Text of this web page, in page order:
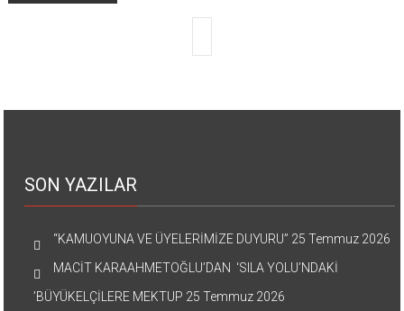
SON YAZILAR
“KAMUOYUNA VE ÜYELERİMİZE DUYURU” 25 Temmuz 2026
MACİT KARAAHMETOĞLU’DAN ‘SILA YOLU’NDAKİ
’BÜYÜKELÇİLERE MEKTUP 25 Temmuz 2026